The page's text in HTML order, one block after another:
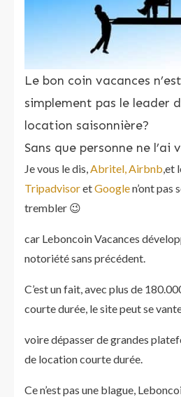
Le bon coin vacances
simplement pas le leader
location saisonnière?
Sans que personne ne l’ai
Je vous le dis,Abritel,Airbnb,et
TripadvisoretGooglen’ont pas
trembler 😉
car Leboncoin Vacances
notoriété sans précédent.
C’est un fait, avec plus de
courte durée, le site peut se
voire dépasser de grandes
de location courte durée.
Ce n’est pas une blague,